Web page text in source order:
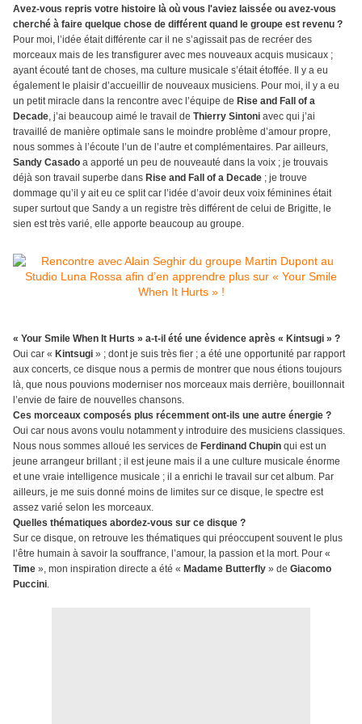
Avez-vous repris votre histoire là où vous l'aviez laissée ou avez-vous
cherché à faire quelque chose de différent quand le groupe est revenu ?
Pour moi, l’idée était différente car il ne s’agissait pas de recréer des
morceaux mais de les transfigurer avec mes nouveaux acquis musicaux ;
ayant écouté tant de choses, ma culture musicale s’était étoffée. Il y a eu
également le plaisir d’accueillir de nouveaux musiciens. Pour moi, il y a eu
un petit miracle dans la rencontre avec l’équipe de Rise and Fall of a
Decade, j’ai beaucoup aimé le travail de Thierry Sintoni avec qui j’ai
travaillé de manière optimale sans le moindre problème d’amour propre,
nous sommes à l’écoute l’un de l’autre et complémentaires. Par ailleurs,
Sandy Casado a apporté un peu de nouveauté dans la voix ; je trouvais
déjà son travail superbe dans Rise and Fall of a Decade ; je trouve
dommage qu’il y ait eu ce split car l’idée d’avoir deux voix féminines était
super surtout que Sandy a un registre très différent de celui de Brigitte, le
sien est très varié, elle apporte beaucoup au groupe.
« Your Smile When It Hurts » a-t-il été une évidence après « Kintsugi » ?
Oui car « Kintsugi » ; dont je suis très fier ; a été une opportunité par rapport
aux concerts, ce disque nous a permis de montrer que nous étions toujours
là, que nous pouvions moderniser nos morceaux mais derrière, bouillonnait
l’envie de faire de nouvelles chansons.
Ces morceaux composés plus récemment ont-ils une autre énergie ?
Oui car nous avons voulu notamment y introduire des musiciens classiques.
Nous nous sommes alloué les services de Ferdinand Chupin qui est un
jeune arrangeur brillant ; il est jeune mais il a une culture musicale énorme
et une vraie intelligence musicale ; il a enrichi le travail sur cet album. Par
ailleurs, je me suis donné moins de limites sur ce disque, le spectre est
assez varié selon les morceaux.
Quelles thématiques abordez-vous sur ce disque ?
Sur ce disque, on retrouve les thématiques qui préoccupent souvent le plus
l’être humain à savoir la souffrance, l’amour, la passion et la mort. Pour «
Time », mon inspiration directe a été « Madame Butterfly » de Giacomo
Puccini.